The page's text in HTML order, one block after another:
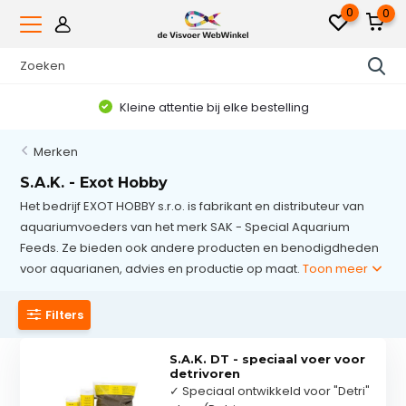
0 0
Kleine attentie bij elke bestelling
Merken
S.A.K. - Exot Hobby
Het bedrijf EXOT HOBBY s.r.o. is fabrikant en distributeur van
aquariumvoeders van het merk SAK - Special Aquarium
Feeds. Ze bieden ook andere producten en benodigdheden
voor aquarianen, advies en productie op maat.Toon meer
Filters
S.A.K. DT - speciaal voer voor
detrivoren
✓ Speciaal ontwikkeld voor "Detri"